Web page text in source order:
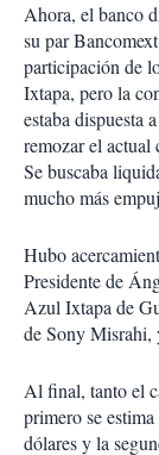
Ahora, el banco
su par
participación de
Ixtapa, pero la
estaba dispuesta
remozar el actual
Se buscaba
mucho más
Hubo
Presidente de
Azul Ixtapa de
de Sony Misrahi,
Al final, tanto el
primero se
dólares y la